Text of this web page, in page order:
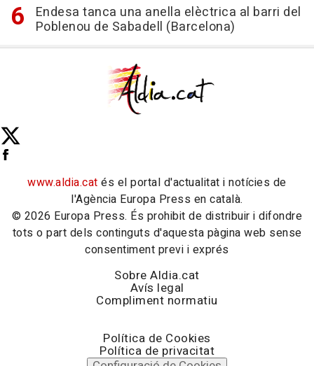
Endesa tanca una anella elèctrica al barri del
Poblenou de Sabadell (Barcelona)
www.aldia.cat és el portal d'actualitat i notícies de
l'Agència Europa Press en català.
© 2026 Europa Press. És prohibit de distribuir i difondre
tots o part dels continguts d'aquesta pàgina web sense
consentiment previ i exprés
Sobre Aldia.cat
Avís legal
Compliment normatiu
Política de Cookies
Política de privacitat